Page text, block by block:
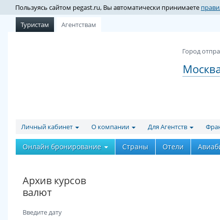
Пользуясь сайтом pegast.ru, Вы автоматически принимаете
Туристам
Агентствам
Город
Личный кабинет О компании Для Агентств
Онлайн бронирование Страны Отели
Архив курсов
валют
Введите дату